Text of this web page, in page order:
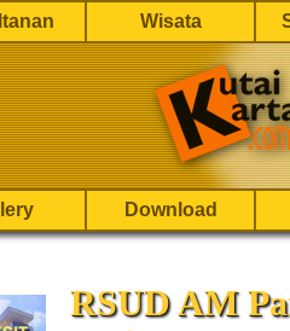
Wisata
Download
RSUD AM